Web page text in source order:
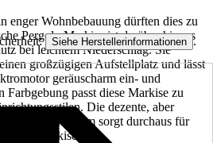
enger Wohnbebauung dürften dies zu
Pergola-Markise ist darüber hinaus
bei leichtem Niederschlag. Sie
großzügigen Aufstellplatz und lässt
geräuscharm ein- und
Farbgebung passt diese Markise zu
Die dezente, aber
aus Aluminium sorgt durchaus für
Markise.
Siehe Herstellerinformationen .